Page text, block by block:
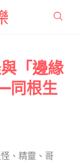
「邊緣
同根生
、精靈、哥